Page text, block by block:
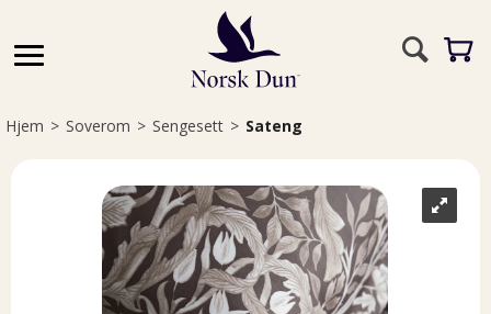
Hjem>Soverom>Sengesett>Sateng